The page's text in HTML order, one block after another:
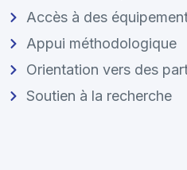
Accès à des
Appui méthodologique
Orientation vers des
Soutien à la recherche